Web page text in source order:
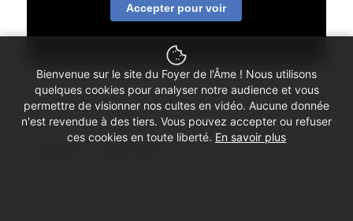
Accepter pour voir
Bienvenue sur le site du Foyer de l'Âme ! Nous utilisons
quelques cookies pour analyser notre audience et vous
permettre de visionner nos cultes en vidéo. Aucune donnée
n'est revendue à des tiers. Vous pouvez accepter ou refuser
ces cookies en toute liberté. En savoir plus